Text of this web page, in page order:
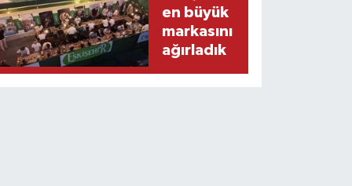
en büyük
markasını
ağırladık